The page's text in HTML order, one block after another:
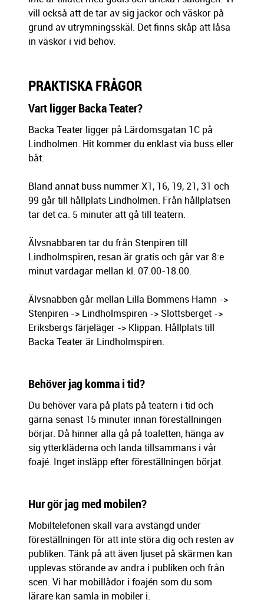
vill också att de tar av sig jackor och väskor på
grund av utrymningsskäl. Det finns skåp att låsa
in väskor i vid behov.
PRAKTISKA FRÅGOR
Vart ligger Backa Teater?
Backa Teater ligger på Lärdomsgatan 1C på
Lindholmen. Hit kommer du enklast via buss eller
båt.
Bland annat buss nummer X1, 16, 19, 21, 31 och
99 går till hållplats Lindholmen. Från hållplatsen
tar det ca. 5 minuter att gå till teatern.
Älvsnabbaren tar du från Stenpiren till
Lindholmspiren, resan är gratis och går var 8:e
minut vardagar mellan kl. 07.00-18.00.
Älvsnabben går mellan Lilla Bommens Hamn ->
Stenpiren -> Lindholmspiren -> Slottsberget ->
Eriksbergs färjeläger -> Klippan. Hållplats till
Backa Teater är Lindholmspiren.
Behöver jag komma i tid?
Du behöver vara på plats på teatern i tid och
gärna senast 15 minuter innan föreställningen
börjar. Då hinner alla gå på toaletten, hänga av
sig ytterkläderna och landa tillsammans i vår
foajé. Inget insläpp efter föreställningen börjat.
Hur gör jag med mobilen?
Mobiltelefonen skall vara avstängd under
föreställningen för att inte störa dig och resten av
publiken. Tänk på att även ljuset på skärmen kan
upplevas störande av andra i publiken och från
scen. Vi har mobillådor i foajén som du som
lärare kan samla in mobiler i.